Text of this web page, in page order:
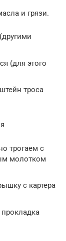
и грязи.
(для этого
троса
трогаем с
молотком
с картера